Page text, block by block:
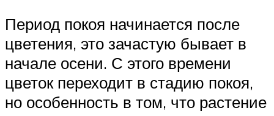
Период покоя начинается после
цветения, это зачастую бывает в
начале осени. С этого времени
цветок переходит в стадию покоя,
но особенность в том, что растение